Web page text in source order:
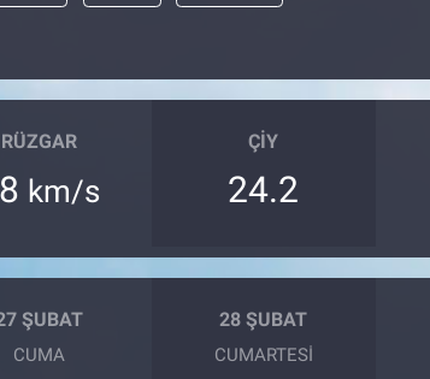
RÜZGAR
km/s
ÇIY
24.2
ŞUBAT
CUMA
28 ŞUBAT
CUMARTESI